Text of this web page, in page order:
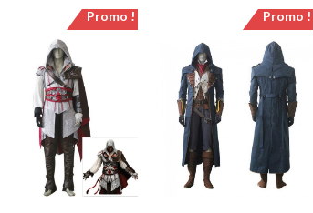
Promo ! Promo !